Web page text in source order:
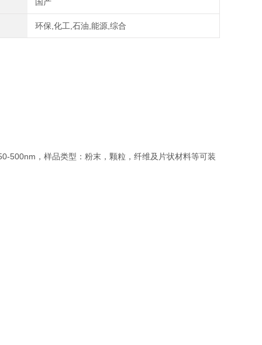
环保,化工,石油,能源,综合
，样品类型：粉末，颗粒，纤维及片状材料等可装